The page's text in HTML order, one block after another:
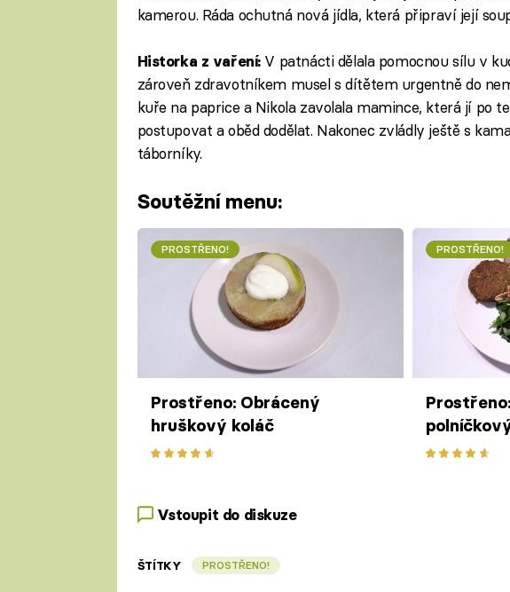
kamerou. Ráda ochutná nová jídla, která připraví její
Historka z vaření: V patnácti dělala pomocnou sílu v
zároveň zdravotníkem musel s dítětem urgentně do
kuře na paprice a Nikola zavolala mamince, která jí po
postupovat a oběd dodělat. Nakonec zvládly ještě s
táborníky.
Soutěžní menu:
PROSTŘENO!
Prostřeno: Obrácený
hruškový koláč
PROSTŘENO!
Vstoupit do diskuze
ŠTÍTKY PROSTŘENO!